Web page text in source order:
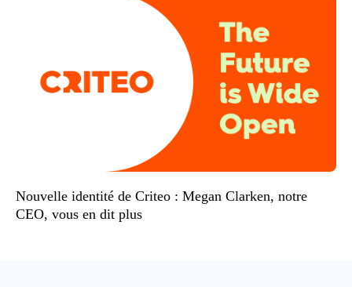
Nouvelle identité de Criteo : Megan Clarken, notre
CEO, vous en dit plus